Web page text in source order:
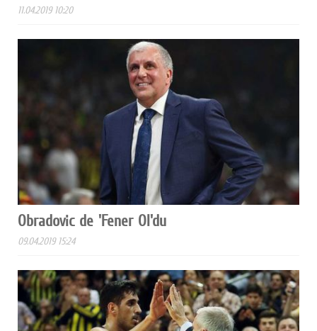
11.04.2019 10:20
Obradovic de 'Fener Ol'du
09.04.2019 15:24